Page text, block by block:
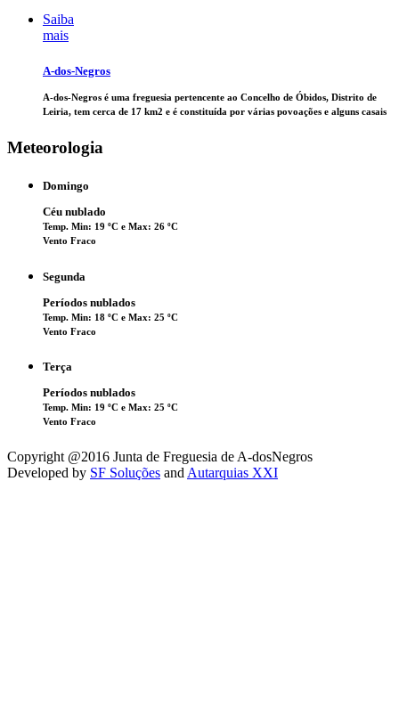
Saiba
mais
A-dos-Negros
A-dos-Negros é uma freguesia pertencente ao Concelho de Óbidos, Distrito de
Leiria, tem cerca de 17 km2 e é constituída por várias povoações e alguns casais
Meteorologia
Domingo
Céu nublado
Temp. Min: 19 ºC e Max: 26 ºC
Vento Fraco
Segunda
Períodos nublados
Temp. Min: 18 ºC e Max: 25 ºC
Vento Fraco
Terça
Períodos nublados
Temp. Min: 19 ºC e Max: 25 ºC
Vento Fraco
Copyright @2016 Junta de Freguesia de A-dosNegros
Developed by SF Soluções and Autarquias XXI